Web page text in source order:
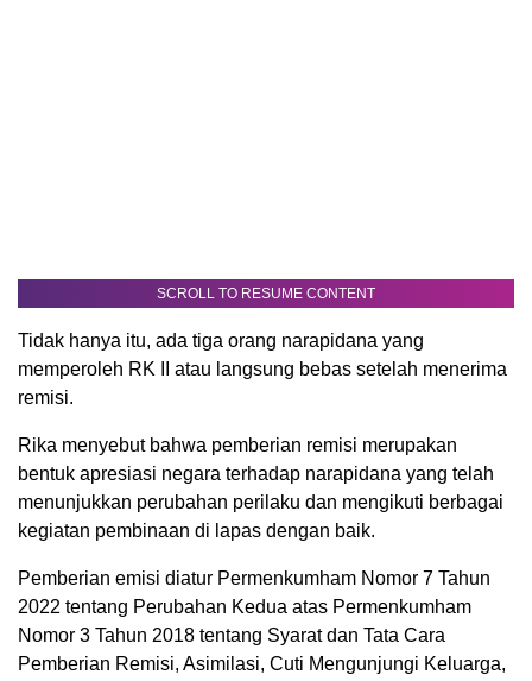
SCROLL TO RESUME CONTENT
Tidak hanya itu, ada tiga orang narapidana yang
memperoleh RK II atau langsung bebas setelah menerima
remisi.
Rika menyebut bahwa pemberian remisi merupakan
bentuk apresiasi negara terhadap narapidana yang telah
menunjukkan perubahan perilaku dan mengikuti berbagai
kegiatan pembinaan di lapas dengan baik.
Pemberian emisi diatur Permenkumham Nomor 7 Tahun
2022 tentang Perubahan Kedua atas Permenkumham
Nomor 3 Tahun 2018 tentang Syarat dan Tata Cara
Pemberian Remisi, Asimilasi, Cuti Mengunjungi Keluarga,